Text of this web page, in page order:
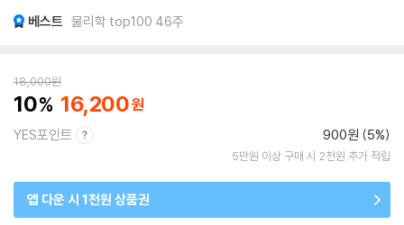
베스트 물리학 top100 46주
18,000원
10 16,200
YES포인트 900원 (5%)
5만원 이상 구매 시 2천원 추가 적립
앱 다운 시 1천원 상품권